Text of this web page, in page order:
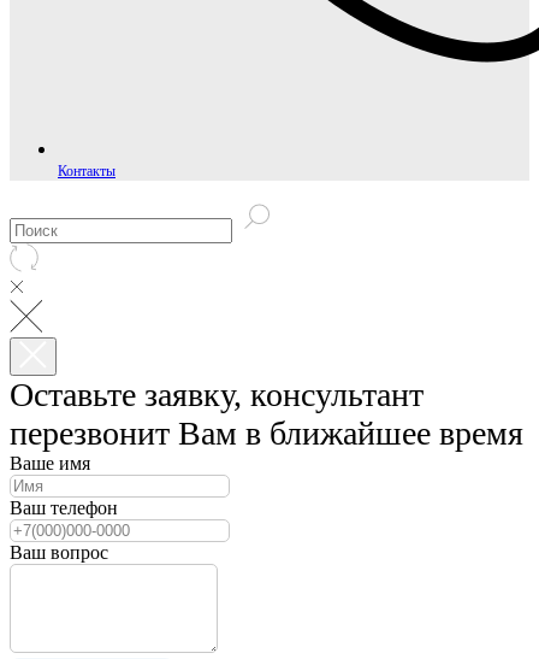
Контакты
Оставьте заявку, консультант
перезвонит Вам в ближайшее время
Ваше имя
Ваш телефон
Ваш вопрос